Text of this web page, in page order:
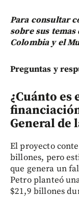
Para consultar
sobre sus
Colombia y el
Preguntas y
¿Cuánto es
General de
El proyecto
billones, pero
que genera un
Petro planteó
$21,9 billones